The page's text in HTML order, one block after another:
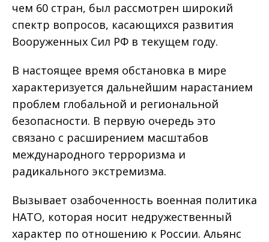
чем 60 стран, был рассмотрен широкий
спектр вопросов, касающихся развития
Вооруженных Сил РФ в текущем году.
В настоящее время обстановка в мире
характеризуется дальнейшим нарастанием
проблем глобальной и региональной
безопасности. В первую очередь это
связано с расширением масштабов
международного терроризма и
радикального экстремизма.
Вызывает озабоченность военная политика
НАТО, которая носит недружественный
характер по отношению к России. Альянс